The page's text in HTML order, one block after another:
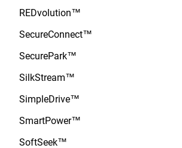
REDvolution™
SecureConnect™
SecurePark™
SilkStream™
SimpleDrive™
SmartPower™
SoftSeek™